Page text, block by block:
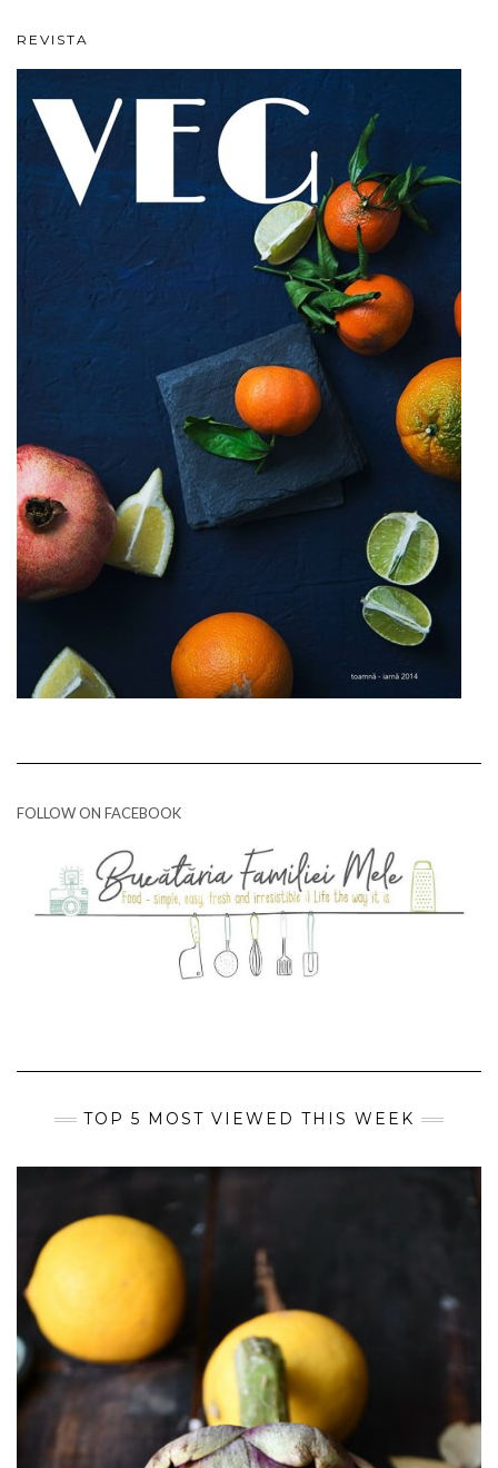
REVISTA
FOLLOW ON FACEBOOK
TOP 5 MOST VIEWED THIS WEEK